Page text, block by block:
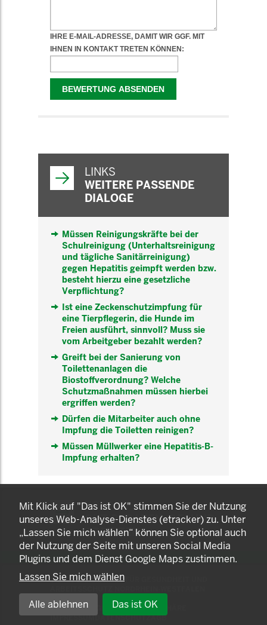
LINKS
WEITERE PASSENDE
DIALOGE
Müssen Reinigungskräfte bei der
Schulreinigung (Unterhaltsreinigung
und tägliche Sanitärreinigung)
gegen Hepatitis geimpft werden bzw.
besteht hierzu eine gesetzliche
Verpflichtung?
Ist eine Zeckenschutzimpfung für
eine Tierpflegerin, die Hunde im
Freien ausführt, sinnvoll? Muss sie
vom Arbeitgeber bezahlt werden?
Greift bei der Sanierung von
Toilettenanlagen die
Biostoffverordnung? Welche
Schutzmaßnahmen müssen hierbei
ergriffen werden?
Dürfen die Mitarbeiter auch ohne
Impfung die Toiletten reinigen?
Müssen Müllwerker eine Hepatitis-B-
Impfung erhalten?
KOMNET
GUT BERATEN. GESUND
ARBEITEN.
© 2025 LANDESAMT FÜR GESUNDHEIT UND
EINSTELLUNGEN ZUR PRIVATSPHÄRE
IMPRESSUMDATENSCHUTZAGB
Mit Klick auf "Das ist OK" stimmen Sie der Nutzung
unseres Web-Analyse-Dienstes (etracker) zu. Unter
„Lassen Sie mich wählen“ können Sie optional auch
der Nutzung der Seite mit unseren Social Media
Plugins und dem Dienst Google Maps zustimmen.
Lassen Sie mich wählen
Alle ablehnen Das ist OK